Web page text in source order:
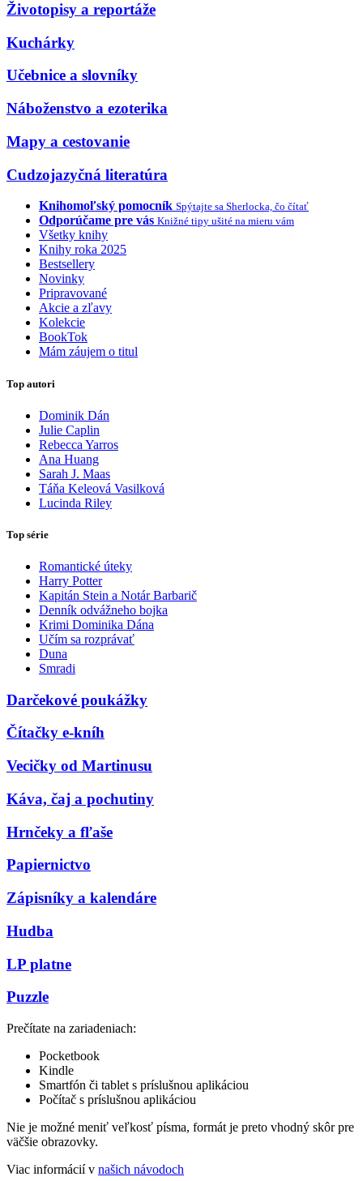
Životopisy a reportáže
Kuchárky
Učebnice a slovníky
Náboženstvo a ezoterika
Mapy a cestovanie
Cudzojazyčná literatúra
Knihomoľský pomocník Spýtajte sa Sherlocka, čo čítať
Odporúčame pre vás Knižné tipy ušité na mieru vám
Všetky knihy
Knihy roka 2025
Bestsellery
Novinky
Pripravované
Akcie a zľavy
Kolekcie
BookTok
Mám záujem o titul
Top autori
Dominik Dán
Julie Caplin
Rebecca Yarros
Ana Huang
Sarah J. Maas
Táňa Keleová Vasilková
Lucinda Riley
Top série
Romantické úteky
Harry Potter
Kapitán Stein a Notár Barbarič
Denník odvážneho bojka
Krimi Dominika Dána
Učím sa rozprávať
Duna
Smradi
Darčekové poukážky
Čítačky e-kníh
Vecičky od Martinusu
Káva, čaj a pochutiny
Hrnčeky a fľaše
Papiernictvo
Zápisníky a kalendáre
Hudba
LP platne
Puzzle
Prečítate na zariadeniach:
Pocketbook
Kindle
Smartfón či tablet s príslušnou aplikáciou
Počítač s príslušnou aplikáciou
Nie je možné meniť veľkosť písma, formát je preto vhodný skôr pre
väčšie obrazovky.
Viac informácií v našich návodoch